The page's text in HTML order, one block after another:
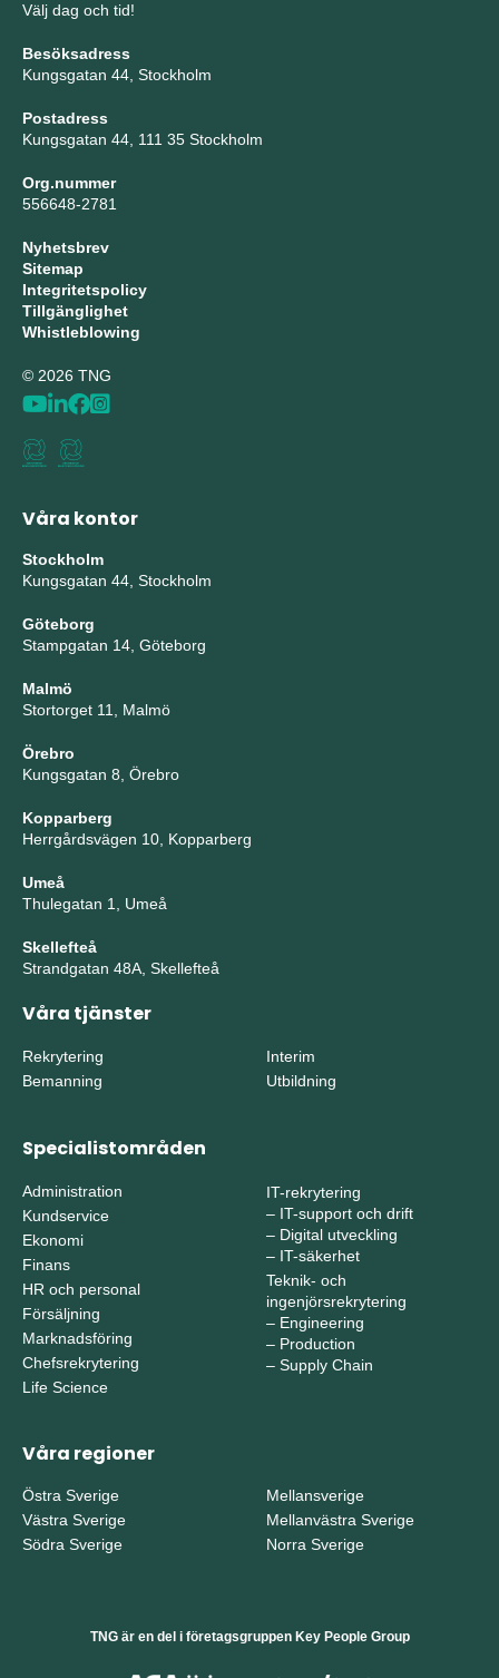
Välj dag och tid!
Besöksadress
Kungsgatan 44, Stockholm
Postadress
Kungsgatan 44, 111 35 Stockholm
Org.nummer
556648-2781
Nyhetsbrev
Sitemap
Integritetspolicy
Tillgänglighet
Whistleblowing
© 2026 TNG
Våra kontor
Stockholm
Kungsgatan 44, Stockholm
Göteborg
Stampgatan 14, Göteborg
Malmö
Stortorget 11, Malmö
Örebro
Kungsgatan 8, Örebro
Kopparberg
Herrgårdsvägen 10, Kopparberg
Umeå
Thulegatan 1, Umeå
Skellefteå
Strandgatan 48A, Skellefteå
Våra tjänster
Rekrytering
Bemanning
Interim
Utbildning
Specialistområden
Administration
Kundservice
Ekonomi
Finans
HR och personal
Försäljning
Marknadsföring
Chefsrekrytering
Life Science
IT-rekrytering
– IT-support och drift
– Digital utveckling
– IT-säkerhet
Teknik- och
ingenjörsrekrytering
– Engineering
– Production
– Supply Chain
Våra regioner
Östra Sverige
Västra Sverige
Södra Sverige
Mellansverige
Mellanvästra Sverige
Norra Sverige
TNG är en del i företagsgruppen Key People Group